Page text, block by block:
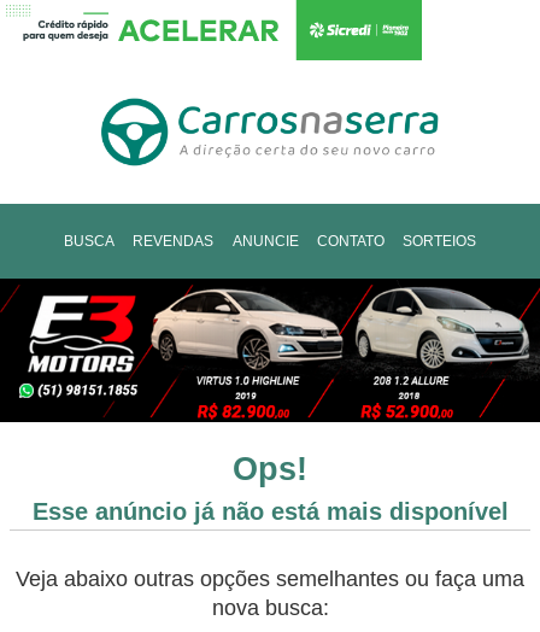
BUSCA REVENDAS ANUNCIE CONTATO SORTEIOS
Ops!
Esse anúncio já não está mais disponível
Veja abaixo outras opções semelhantes ou faça uma
nova busca: